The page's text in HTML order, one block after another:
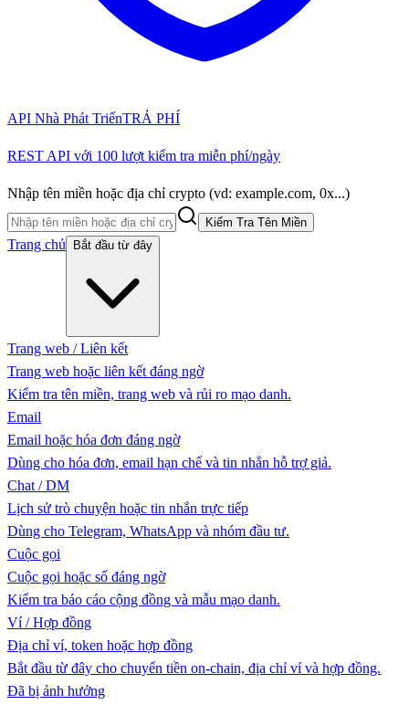
API Nhà Phát TriểnTRẢ PHÍ
REST API với 100 lượt kiểm tra miễn phí/ngày
Nhập tên miền hoặc địa chỉ crypto (vd: example.com, 0x...)
Kiểm Tra Tên Miền
Trang chủ Bắt đầu từ đây
Trang web / Liên kết
Trang web hoặc liên kết đáng ngờ
Kiểm tra tên miền, trang web và rủi ro mạo danh.
Email
Email hoặc hóa đơn đáng ngờ
Dùng cho hóa đơn, email hạn chế và tin nhắn hỗ trợ giả.
Chat / DM
Lịch sử trò chuyện hoặc tin nhắn trực tiếp
Dùng cho Telegram, WhatsApp và nhóm đầu tư.
Cuộc gọi
Cuộc gọi hoặc số đáng ngờ
Kiểm tra báo cáo cộng đồng và mẫu mạo danh.
Ví / Hợp đồng
Địa chỉ ví, token hoặc hợp đồng
Bắt đầu từ đây cho chuyển tiền on-chain, địa chỉ ví và hợp đồng.
Đã bị ảnh hưởng